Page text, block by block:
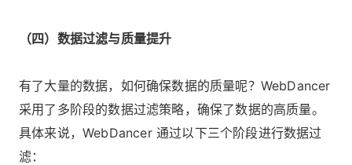
（四）数据过滤与质量提升
有了大量的数据，如何确保数据的质量呢？WebDancer
采用了多阶段的数据过滤策略，确保了数据的高质量。
具体来说，WebDancer 通过以下三个阶段进行数据过
滤：